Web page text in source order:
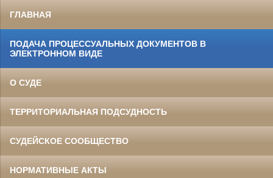
ГЛАВНАЯ
ПОДАЧА ПРОЦЕССУАЛЬНЫХ ДОКУМЕНТОВ В
ЭЛЕКТРОННОМ ВИДЕ
О СУДЕ
ТЕРРИТОРИАЛЬНАЯ ПОДСУДНОСТЬ
СУДЕЙСКОЕ СООБЩЕСТВО
НОРМАТИВНЫЕ АКТЫ